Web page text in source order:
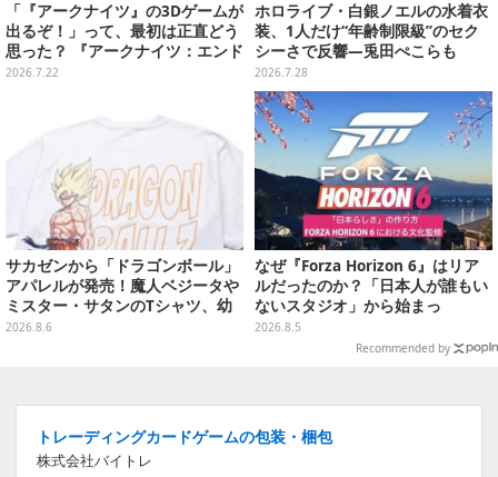
「『アークナイツ』の3Dゲームが
出るぞ！」って、最初は正直どう
思った？ 『アークナイツ：エンド
フィールド』リリース半年を機
いてみたーシリーズを“奥深く”ま
で追ってきたからこその視点【座
2026.7.22
ホロライブ・白銀ノエルの水着衣
装、1人だけ“年齢制限級”のセク
シーさで反響―兎田ぺこらも
「こ、こんなことが許されていい
のか？」と興奮隠せず
2026.7.28
サカゼンから「ドラゴンボール」
アパレルが発売！魔人ベジータや
ミスター・サタンのTシャツ、幼
少期悟空のパーカーなど幅広いデ
2026.8.6
なぜ『Forza Horizon 6』はリア
ルだったのか？「日本人が誰もい
ないスタジオ」から始まっ
た、“生活感のある日本"の作り方
【CEDEC2026】
2026.8.5
Recommended by
トレーディングカードゲームの包装・梱包
株式会社バイトレ